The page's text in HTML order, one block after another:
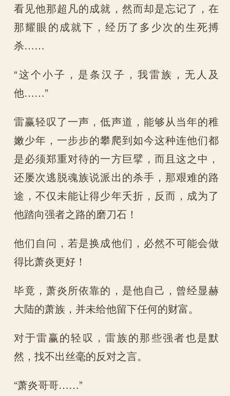
看见他那超凡的成就，然而却是忘记了，在
那耀眼的成就下，经历了多少次的生死搏
杀……
“这个小子，是条汉子，我雷族，无人及
他……”
雷赢轻叹了一声，低声道，能够从当年的稚
嫩少年，一步步的攀爬到如今这种连他们都
是必须郑重对待的一方巨擘，而且这之中，
还屡次逃脱魂族说派出的杀手，那艰难的路
途，不仅未能让得少年夭折，反而，成为了
他踏向强者之路的磨刀石！
他们自问，若是换成他们，必然不可能会做
得比萧炎更好！
毕竟，萧炎所依靠的，是他自己，曾经显赫
大陆的萧族，并未给他留下任何的财富。
对于雷赢的轻叹，雷族的那些强者也是默
然，找不出丝毫的反对之言。
“萧炎哥哥……”